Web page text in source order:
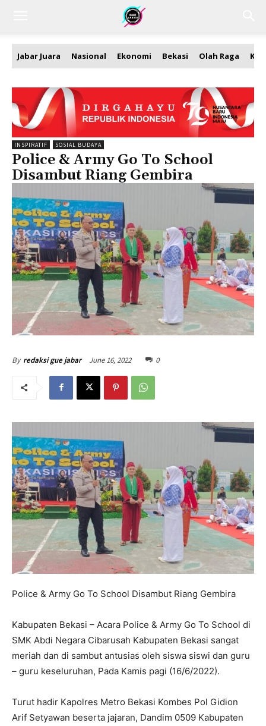
Jabar Juara Nasional Ekonomi Bekasi Olah Raga
INSPIRATIF SOSIAL BUDAYA
Police & Army Go To School
Disambut Riang Gembira
By redaksi gue jabar June 16, 2022 0
Police & Army Go To School Disambut Riang Gembira
Kabupaten Bekasi – Acara Police & Army Go To School di
SMK Abdi Negara Cibarusah Kabupaten Bekasi sangat
meriah dan di sambut antusias oleh siswa siswi dan guru
– guru keseluruhan, Pada Kamis pagi (16/6/2022).
Turut hadir Kapolres Metro Bekasi Kombes Pol Gidion
Arif Setyawan beserta jajaran, Dandim 0509 Kabupaten